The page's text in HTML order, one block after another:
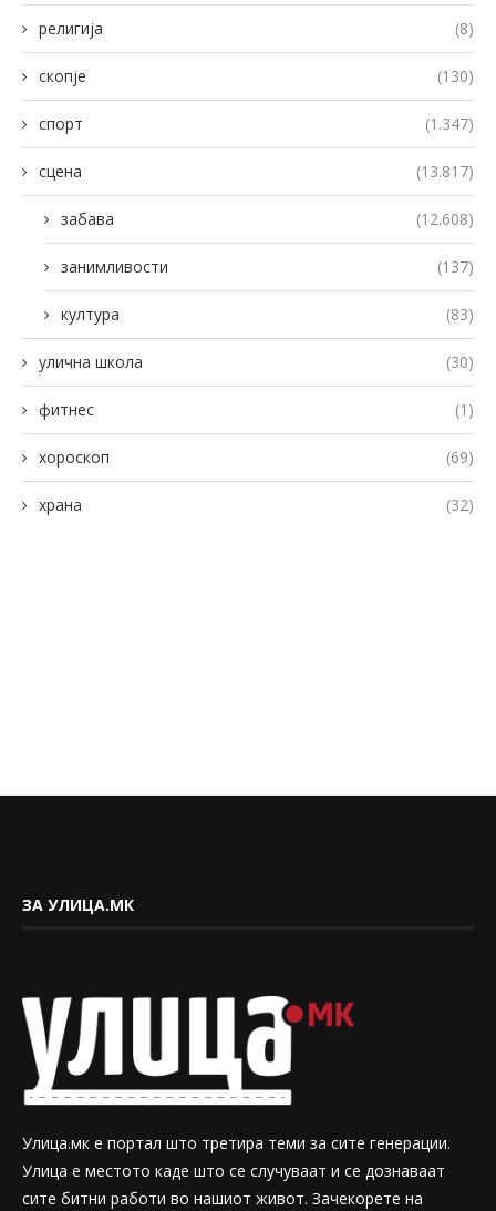
религија (8)
скопје (130)
спорт (1.347)
сцена (13.817)
забава (12.608)
занимливости (137)
култура (83)
улична школа (30)
фитнес (1)
хороскоп (69)
храна (32)
ЗА УЛИЦА.МК
Улица.мк е портал што третира теми за сите генерации.
Улица е местото каде што се случуваат и се дознаваат
сите битни работи во нашиот живот. Зачекорете на